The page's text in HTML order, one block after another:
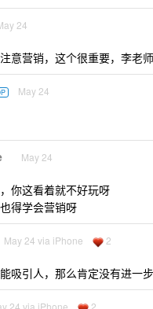
24
意营销，这个很重要，李老
May 24
May 24
你这看着就不好玩呀
得学会营销呀
May 24 via iPhone 2
吸引人，那么肯定没有进一
24 via iPhone 2